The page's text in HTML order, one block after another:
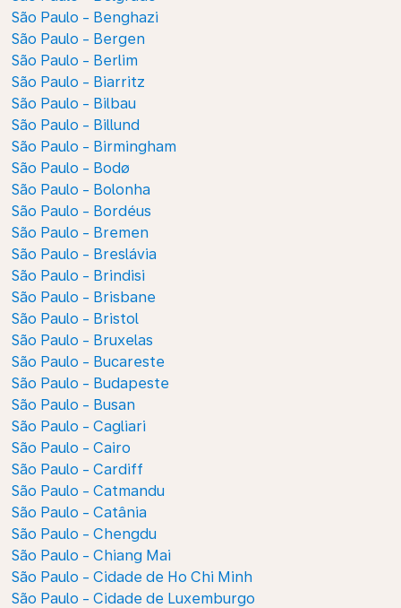
São Paulo - Benghazi
São Paulo - Bergen
São Paulo - Berlim
São Paulo - Biarritz
São Paulo - Bilbau
São Paulo - Billund
São Paulo - Birmingham
São Paulo - Bodø
São Paulo - Bolonha
São Paulo - Bordéus
São Paulo - Bremen
São Paulo - Breslávia
São Paulo - Brindisi
São Paulo - Brisbane
São Paulo - Bristol
São Paulo - Bruxelas
São Paulo - Bucareste
São Paulo - Budapeste
São Paulo - Busan
São Paulo - Cagliari
São Paulo - Cairo
São Paulo - Cardiff
São Paulo - Catmandu
São Paulo - Catânia
São Paulo - Chengdu
São Paulo - Chiang Mai
São Paulo - Cidade de Ho Chi Minh
São Paulo - Cidade de Luxemburgo